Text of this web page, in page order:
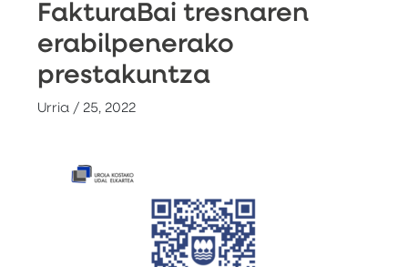
FakturaBai tresnaren
erabilpenerako
prestakuntza
Urria / 25, 2022